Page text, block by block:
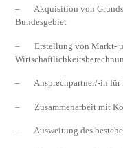
– Akquisition von
Bundesgebiet
– Erstellung von Markt-
– Ansprechpartner/-in für
– Zusammenarbeit mit
– Ausweitung des